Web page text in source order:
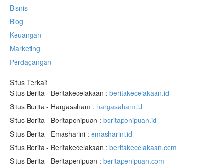
Bisnis
Blog
Keuangan
Marketing
Perdagangan
Situs Terkait
Situs Berita - Beritakecelakaan : beritakecelakaan.id
Situs Berita - Hargasaham : hargasaham.id
Situs Berita - Beritapenipuan : beritapenipuan.id
Situs Berita - Emasharini : emasharini.id
Situs Berita - Beritakecelakaan : beritakecelakaan.com
Situs Berita - Beritapenipuan : beritapenipuan.com